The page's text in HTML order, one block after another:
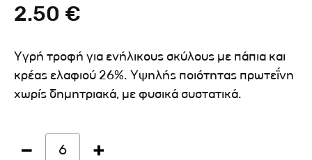
2.50 €
Υγρή τροφή για ενήλικους σκύλους με πάπια και
κρέας ελαφιού 26%. Υψηλής ποιότητας πρωτεΐνη
χωρίς δημητριακά, με φυσικά συστατικά.
6